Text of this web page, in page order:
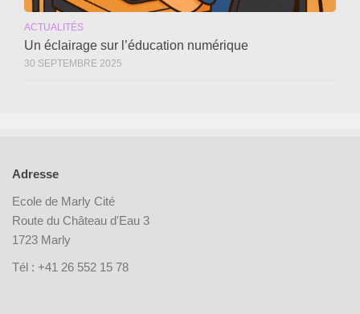
ACTUALITÉS
Un éclairage sur l’éducation numérique
30 SEPTEMBRE 2025
Adresse
Ecole de Marly Cité
Route du Château d'Eau 3
1723 Marly
Tél : +41 26 552 15 78